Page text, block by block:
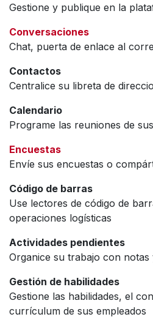
Gestione y publique en la
Conversaciones
Chat, puerta de enlace al
Contactos
Centralice su libreta de
Calendario
Programe las reuniones de
Encuestas
Envíe sus encuestas o
Código de barras
Use lectores de código de
operaciones logísticas
Actividades pendientes
Organice su trabajo con notas
Gestión de habilidades
Gestione las habilidades, el
currículum de sus empleados